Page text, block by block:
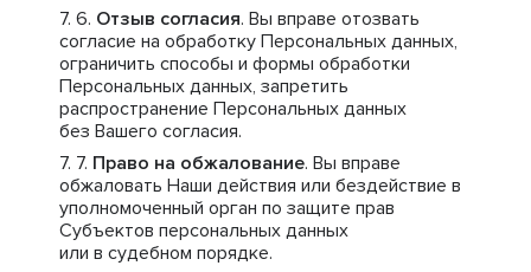
Отзыв согласия. Вы вправе отозвать
согласие на обработку Персональных данных,
ограничить способы и формы обработки
Персональных данных, запретить
распространение Персональных данных
без Вашего согласия.
Право на обжалование. Вы вправе
обжаловать Наши действия или бездействие в
уполномоченный орган по защите прав
Субъектов персональных данных
или в судебном порядке.